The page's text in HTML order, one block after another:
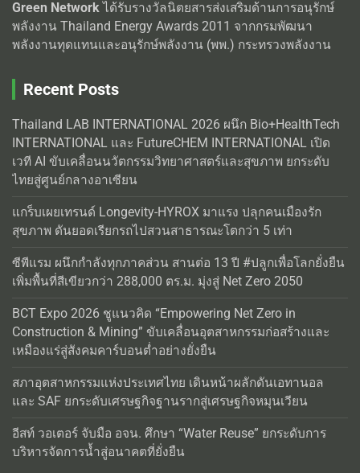
Green Networkได้รับรางวัลนิตยสารส่งเสริมด้านการอนุรักษ์
พลังงาน Thailand Energy Awards 2011 จากกรมพัฒนา
พลังงานทุดแทนและอนุรักษ์พลังงาน (พพ.) กระทรวงพลังงาน
Recent Posts
Thailand LAB INTERNATIONAL 2026 ผนึก Bio+HealthTech
INTERNATIONAL และ FutureCHEM INTERNATIONAL เปิด
เวที AI ขับเคลื่อนนวัตกรรมวิทยาศาสตร์และสุขภาพ ยกระดับ
ไทยสู่ศูนย์กลางอาเซียน
แกร็บเผยเทรนด์ Longevity-HYROX มาแรง ปลุกคนเมืองรัก
สุขภาพ ดันยอดเรียกรถไปสวนสาธารณะโตกว่า 5 เท่า
ซีพีแรม ผนึกกำลังทุกภาคส่วน สานต่อ 13 ปี #ปลูกเพื่อโลกยั่งยืน
เพิ่มพื้นที่สีเขียวกว่า 288,000 ตร.ม. มุ่งสู่ Net Zero 2050
BCT Expo 2026 ชูแนวคิด “Empowering Net Zero in
Construction & Mining” ขับเคลื่อนอุตสาหกรรมก่อสร้างและ
เหมืองแร่สู่สังคมคาร์บอนต่ำอย่างยั่งยืน
สภาอุตสาหกรรมแห่งประเทศไทย เดินหน้าผลักดันเอทานอล
และ SAF ยกระดับเศรษฐกิจฐานรากสู่เศรษฐกิจหมุนเวียน
อีสท์ วอเตอร์ จับมือ อจน. ศึกษา “Water Reuse” ยกระดับการ
บริหารจัดการน้ำสู่อนาคตที่ยั่งยืน